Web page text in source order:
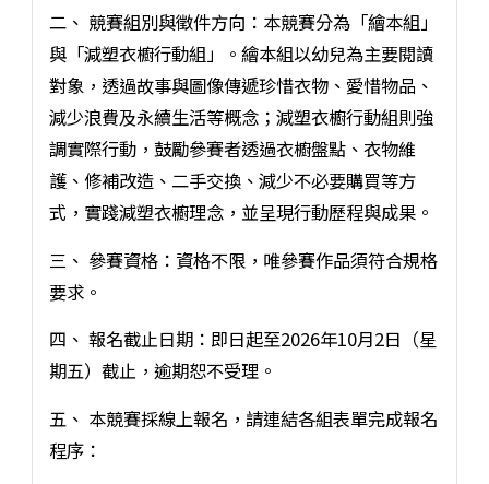
二、 競賽組別與徵件方向：本競賽分為「繪本組」
與「減塑衣櫥行動組」。繪本組以幼兒為主要閱讀
對象，透過故事與圖像傳遞珍惜衣物、愛惜物品、
減少浪費及永續生活等概念；減塑衣櫥行動組則強
調實際行動，鼓勵參賽者透過衣櫥盤點、衣物維
護、修補改造、二手交換、減少不必要購買等方
式，實踐減塑衣櫥理念，並呈現行動歷程與成果。
三、 參賽資格：資格不限，唯參賽作品須符合規格
要求。
四、 報名截止日期：即日起至2026年10月2日（星
期五）截止，逾期恕不受理。
五、 本競賽採線上報名，請連結各組表單完成報名
程序：